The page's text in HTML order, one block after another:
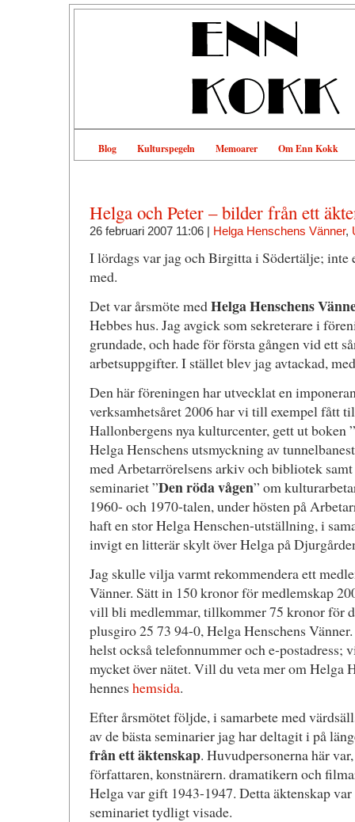
Blog Kulturspegeln Memoarer Om Enn Kokk
Helga och Peter – bilder från ett
26 februari 2007 11:06 | Helga Henschens Vänner,
I lördags var jag och Birgitta i Södertälje; inte
med.
Det var årsmöte medHelga Henschens
Hebbes hus. Jag avgick som sekreterare i
grundade, och hade för första gången vid ett
arbetsuppgifter. I stället blev jag avtackad,
Den här föreningen har utvecklat en
verksamhetsåret 2006 har vi till exempel fått
Hallonbergens nya kulturcenter, gett ut boken ”
Helga Henschens utsmyckning av
med Arbetarrörelsens arkiv och bibliotek
seminariet ”Den röda vågen” om
1960- och 1970-talen, under hösten på
haft en stor Helga Henschen-utställning, i
invigt en litterär skylt över Helga på
Jag skulle vilja varmt rekommendera ett
Vänner. Sätt in 150 kronor för medlemskap
vill bli medlemmar, tillkommer 75 kronor för
plusgiro 25 73 94-0, Helga Henschens
helst också telefonnummer och e-postadress;
mycket över nätet. Vill du veta mer om Helga
hennes hemsida.
Efter årsmötet följde, i samarbete med
av de bästa seminarier jag har deltagit i på
från ett äktenskap. Huvudpersonerna här
författaren, konstnärern. dramatikern och
Helga var gift 1943-1947. Detta äktenskap
seminariet tydligt visade.